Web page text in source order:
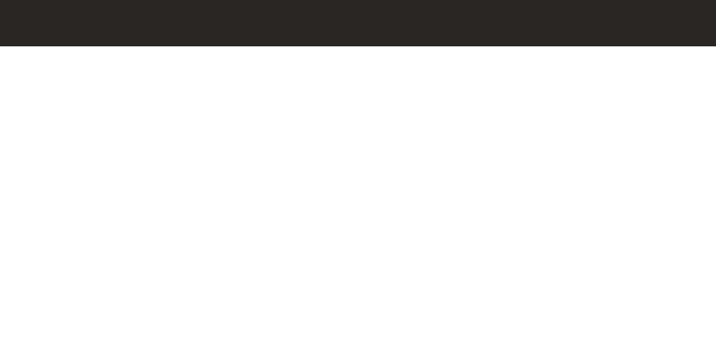
Baden-Wuerttemberg